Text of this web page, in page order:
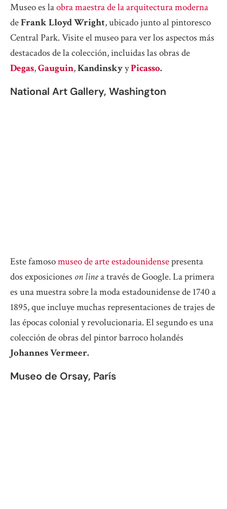
Museo es laobra maestra de la arquitectura moderna
deFrank Lloyd Wright, ubicado junto al pintoresco
Central Park. Visite el museo para ver los aspectos más
destacados de la colección, incluidas las obras de
Degas,Gauguin,KandinskyyPicasso.
National Art Gallery, Washington
Este famosomuseo de arte estadounidensepresenta
dos exposiciones on linea través de Google. La primera
es una muestra sobre la moda estadounidense de 1740 a
1895, que incluye muchas representaciones de trajes de
las épocas colonial y revolucionaria. El segundo es una
colección de obras del pintor barroco holandés
Johannes Vermeer.
Museo de Orsay, París